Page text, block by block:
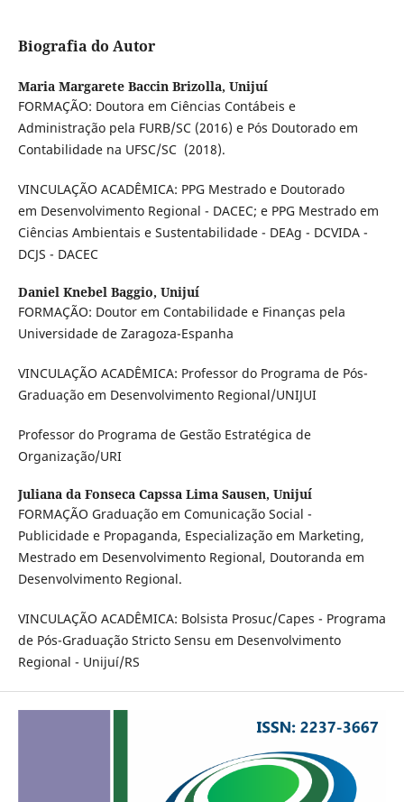
Biografia do Autor
Maria Margarete Baccin Brizolla, Unijuí
FORMAÇÃO: Doutora em Ciências Contábeis e
Administração pela FURB/SC (2016) e Pós Doutorado em
Contabilidade na UFSC/SC (2018).
VINCULAÇÃO ACADÊMICA: PPG Mestrado e Doutorado
em Desenvolvimento Regional - DACEC; e PPG Mestrado em
Ciências Ambientais e Sustentabilidade - DEAg - DCVIDA -
DCJS - DACEC
Daniel Knebel Baggio, Unijuí
FORMAÇÃO: Doutor em Contabilidade e Finanças pela
Universidade de Zaragoza-Espanha
VINCULAÇÃO ACADÊMICA: Professor do Programa de Pós-
Graduação em Desenvolvimento Regional/UNIJUI
Professor do Programa de Gestão Estratégica de
Organização/URI
Juliana da Fonseca Capssa Lima Sausen, Unijuí
FORMAÇÃO Graduação em Comunicação Social -
Publicidade e Propaganda, Especialização em Marketing,
Mestrado em Desenvolvimento Regional, Doutoranda em
Desenvolvimento Regional.
VINCULAÇÃO ACADÊMICA: Bolsista Prosuc/Capes - Programa
de Pós-Graduação Stricto Sensu em Desenvolvimento
Regional - Unijuí/RS